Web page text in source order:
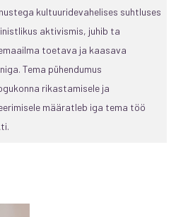
kultuuridevahelises suhtluses
aktivismis, juhib ta
toetava ja kaasava
Tema pühendumus
rikastamisele ja
määratleb iga tema töö